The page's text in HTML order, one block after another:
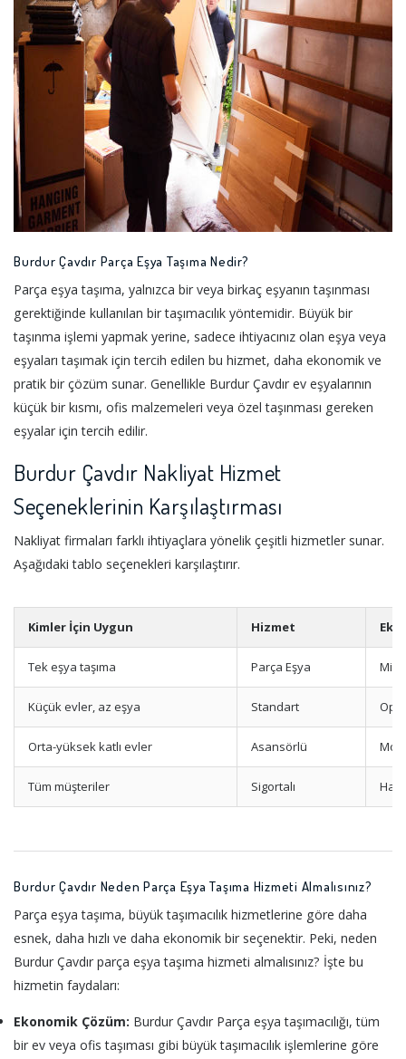
Burdur Çavdır Parça Eşya Taşıma Nedir?
Parça eşya taşıma, yalnızca bir veya birkaç eşyanın taşınması
gerektiğinde kullanılan bir taşımacılık yöntemidir. Büyük bir
taşınma işlemi yapmak yerine, sadece ihtiyacınız olan eşya veya
eşyaları taşımak için tercih edilen bu hizmet, daha ekonomik ve
pratik bir çözüm sunar. Genellikle Burdur Çavdır ev eşyalarının
küçük bir kısmı, ofis malzemeleri veya özel taşınması gereken
eşyalar için tercih edilir.
Burdur Çavdır Nakliyat Hizmet
Seçeneklerinin Karşılaştırması
Nakliyat firmaları farklı ihtiyaçlara yönelik çeşitli hizmetler sunar.
Aşağıdaki tablo seçenekleri karşılaştırır.
Kimler İçin Uygun Hizmet
Tek eşya taşıma Parça Eşya Mini
Küçük evler, az eşya Standart
Orta-yüksek katlı evler Asansörlü
Tüm müşteriler Sigortalı
Burdur Çavdır Neden Parça Eşya Taşıma Hizmeti Almalısınız?
Parça eşya taşıma, büyük taşımacılık hizmetlerine göre daha
esnek, daha hızlı ve daha ekonomik bir seçenektir. Peki, neden
Burdur Çavdır parça eşya taşıma hizmeti almalısınız? İşte bu
hizmetin faydaları:
Ekonomik Çözüm: Burdur Çavdır Parça eşya taşımacılığı, tüm
bir ev veya ofis taşıması gibi büyük taşımacılık işlemlerine göre